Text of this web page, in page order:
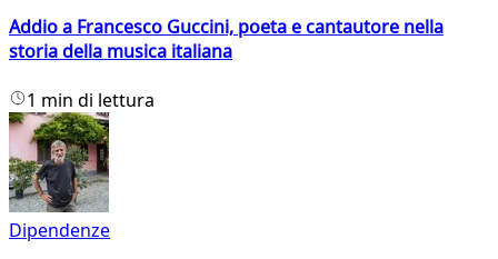
Addio a Francesco Guccini, poeta e cantautore nella
storia della musica italiana
1 min di lettura
Dipendenze